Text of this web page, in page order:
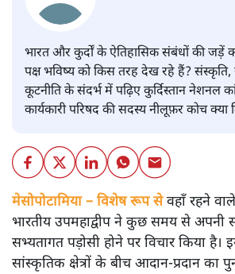
भारत और कुर्दों के ऐतिहासिक संबंधों की जड़ें
पक्ष भविष्य को किस तरह देख रहे हैं? संस्कृति,
कूटनीति के संदर्भ में पढ़िए कुर्दिस्तान नेशनल
कार्यकारी परिषद की सदस्य नीलूफ़र कोच क्या
मेसोपोटामिया – विशेष रूप सेवहाँ रहने
भारतीय उपमहाद्वीप ने कुछ समय से अपनी
सभ्यतागत पड़ोसी होने पर विचार किया है।
सांस्कृतिक क्षेत्रों के बीच आदान-प्रदान का